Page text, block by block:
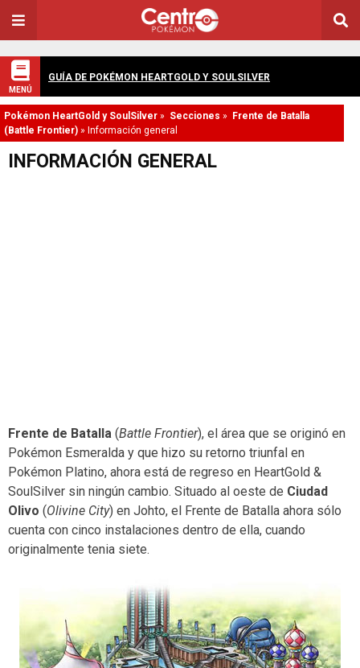
MENÚ
GUÍA DE POKÉMON HEARTGOLD Y SOULSILVER
Pokémon HeartGold y SoulSilver » Secciones »
Frente de Batalla
(Battle Frontier) » Información general
INFORMACIÓN GENERAL
Frente de Batalla (Battle Frontier), el área que se originó en
Pokémon Esmeralda y que hizo su retorno triunfal en
Pokémon Platino, ahora está de regreso en HeartGold &
SoulSilver sin ningún cambio. Situado al oeste de Ciudad
Olivo (Olivine City) en Johto, el Frente de Batalla ahora sólo
cuenta con cinco instalaciones dentro de ella, cuando
originalmente tenia siete.